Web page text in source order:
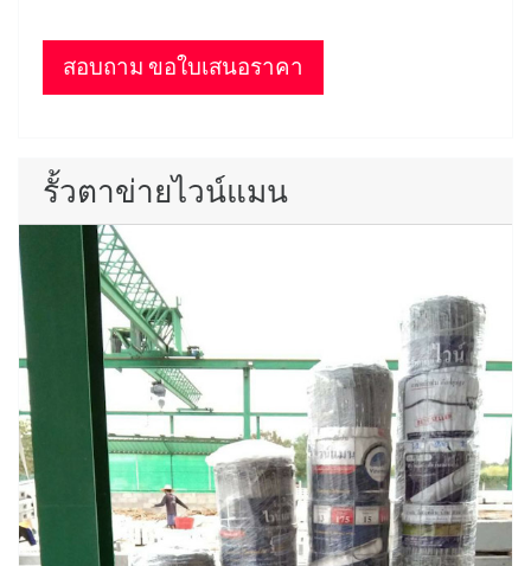
สอบถาม ขอใบเสนอราคา
รั้วตาข่ายไวน์แมน